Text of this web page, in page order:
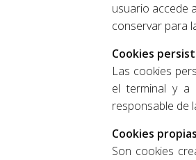
usuario accede
conservar para
Cookies
Las cookies
el terminal y a
responsable de
Cookies propias
Son cookies